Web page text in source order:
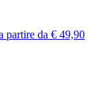
partire da € 49,90